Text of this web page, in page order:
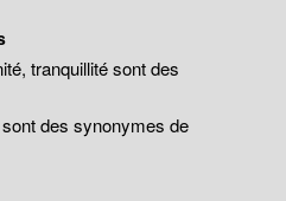
tranquillité sont des
des synonymes de